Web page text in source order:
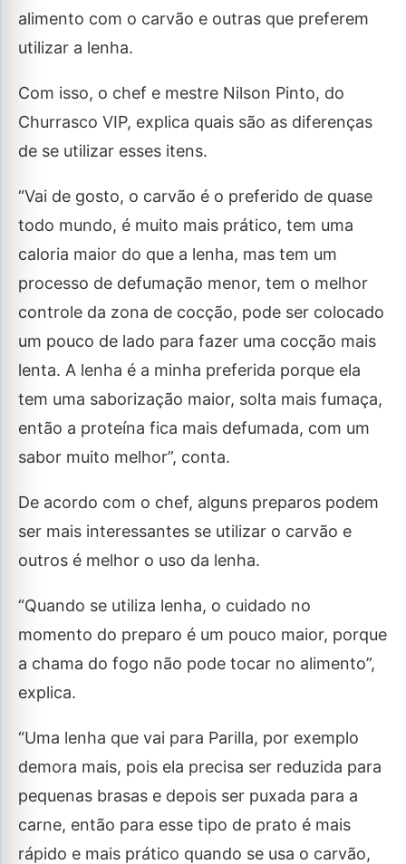
alimento com o carvão e outras que preferem
utilizar a lenha.
Com isso, o chef e mestre Nilson Pinto, do
Churrasco VIP, explica quais são as diferenças
de se utilizar esses itens.
“Vai de gosto, o carvão é o preferido de quase
todo mundo, é muito mais prático, tem uma
caloria maior do que a lenha, mas tem um
processo de defumação menor, tem o melhor
controle da zona de cocção, pode ser colocado
um pouco de lado para fazer uma cocção mais
lenta. A lenha é a minha preferida porque ela
tem uma saborização maior, solta mais fumaça,
então a proteína fica mais defumada, com um
sabor muito melhor”, conta.
De acordo com o chef, alguns preparos podem
ser mais interessantes se utilizar o carvão e
outros é melhor o uso da lenha.
“Quando se utiliza lenha, o cuidado no
momento do preparo é um pouco maior, porque
a chama do fogo não pode tocar no alimento”,
explica.
“Uma lenha que vai para Parilla, por exemplo
demora mais, pois ela precisa ser reduzida para
pequenas brasas e depois ser puxada para a
carne, então para esse tipo de prato é mais
rápido e mais prático quando se usa o carvão,